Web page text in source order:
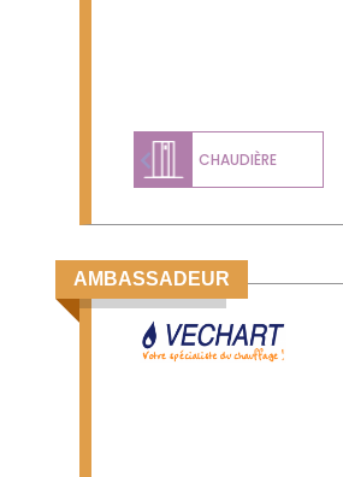
CHAUDIÈRE
Previous
AMBASSADEUR